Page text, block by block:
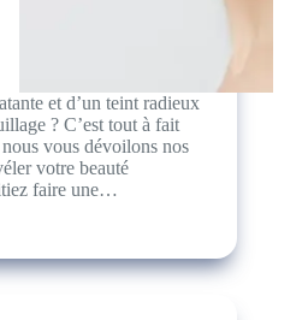
et d’un teint radieux
? C’est tout à fait
vous dévoilons nos
votre beauté
faire une…